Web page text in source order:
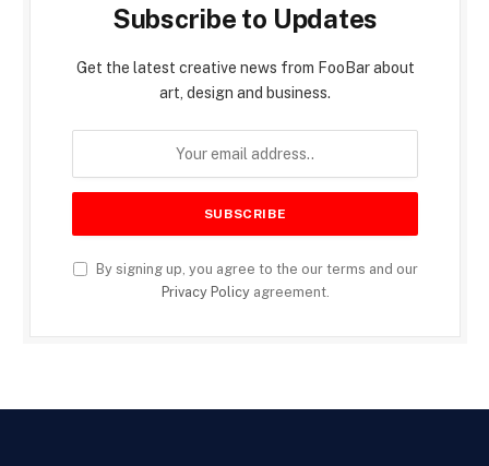
Subscribe to Updates
Get the latest creative news from FooBar about
art, design and business.
By signing up, you agree to the our terms and our
Privacy Policyagreement.